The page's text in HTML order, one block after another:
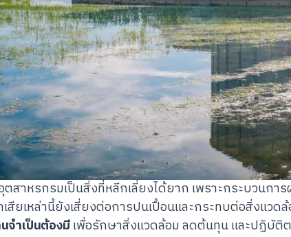
ตสาหรกรมเป็นสิ่งที่หลีกเลี่ยงได้ยาก เพราะกระบวนก
สียเหล่านี้ยังเสี่ยงต่อการปนเปื้อนและกระทบต่อสิ่งแวด
จำเป็นต้องมีเพื่อรักษาสิ่งแวดล้อม ลดต้นทุน และปฏิบัติ